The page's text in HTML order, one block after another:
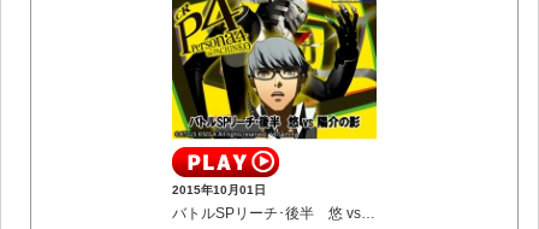
2015年10月01日
バトルSPリーチ･後半 悠 vs 陽介の影